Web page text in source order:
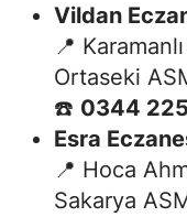
Vildan
📍
Ortaseki
☎️ 0344
Esra
📍 Hoca
Sakarya